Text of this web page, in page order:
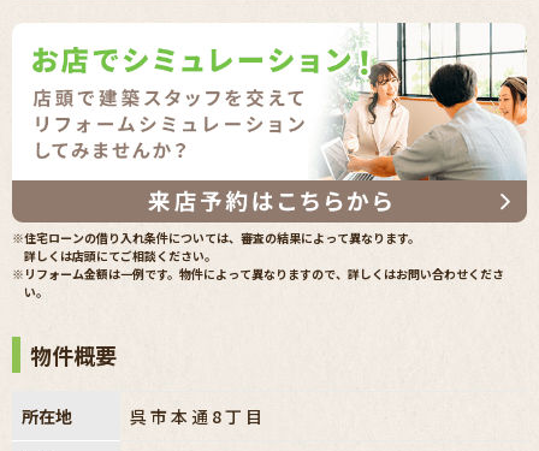
※住宅ローンの借り入れ条件については、審査の結果によって異なります。
詳しくは店頭にてご相談ください。
※リフォーム金額は一例です。物件によって異なりますので、詳しくはお問い合わせくださ
い。
物件概要
所在地 呉市本通8丁目